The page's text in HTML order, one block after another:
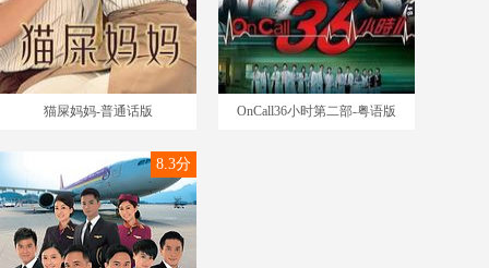
猫屎妈妈-普通话版 OnCall36小时第二部-粤语版
8.3分